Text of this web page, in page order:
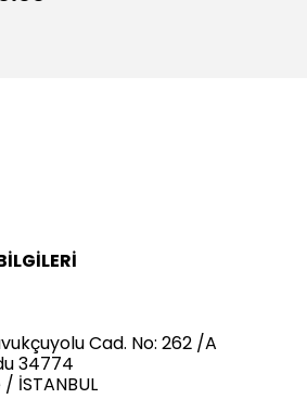
Cad. No: 262 /A
34774
İSTANBUL